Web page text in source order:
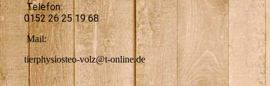
Telefon:
0152 26 25 19 68
Mail:
tierphysiosteo-volz@t-online.de